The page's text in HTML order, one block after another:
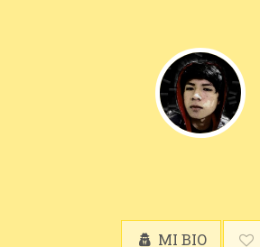
MI BIO